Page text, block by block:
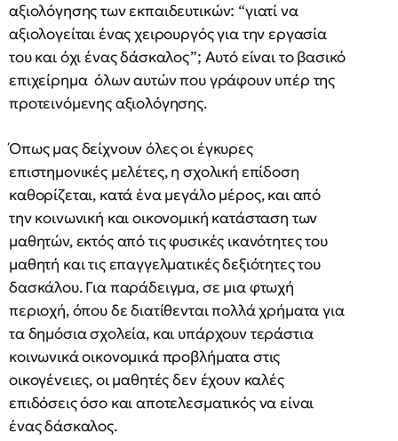
αξιολόγησης των εκπαιδευτικών: “γιατί να
αξιολογείται ένας χειρουργός για την εργασία
του και όχι ένας δάσκαλος”; Αυτό είναι το βασικό
επιχείρημα όλων αυτών που γράφουν υπέρ της
προτεινόμενης αξιολόγησης.
Όπως μας δείχνουν όλες οι έγκυρες
επιστημονικές μελέτες, η σχολική επίδοση
καθορίζεται, κατά ένα μεγάλο μέρος, και από
την κοινωνική και οικονομική κατάσταση των
μαθητών, εκτός από τις φυσικές ικανότητες του
μαθητή και τις επαγγελματικές δεξιότητες του
δασκάλου. Για παράδειγμα, σε μια φτωχή
περιοχή, όπου δε διατίθενται πολλά χρήματα για
τα δημόσια σχολεία, και υπάρχουν τεράστια
κοινωνικά οικονομικά προβλήματα στις
οικογένειες, οι μαθητές δεν έχουν καλές
επιδόσεις όσο και αποτελεσματικός να είναι
ένας δάσκαλος.